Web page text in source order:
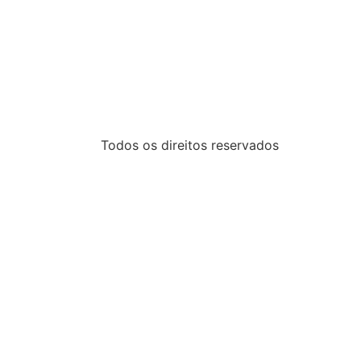
Todos os direitos reservados